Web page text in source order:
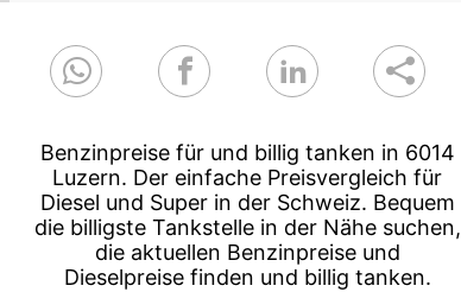
Benzinpreise für und billig tanken in 6014
Luzern. Der einfache Preisvergleich für
Diesel und Super in der Schweiz. Bequem
die billigste Tankstelle in der Nähe suchen,
die aktuellen Benzinpreise und
Dieselpreise finden und billig tanken.